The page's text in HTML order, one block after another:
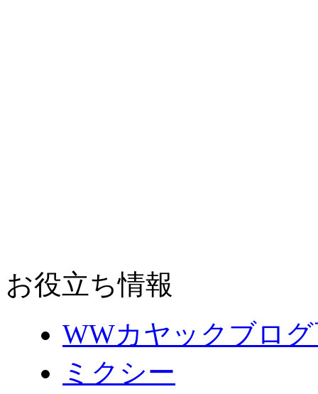
お役立ち情報
WWカヤックブロ
ミクシー